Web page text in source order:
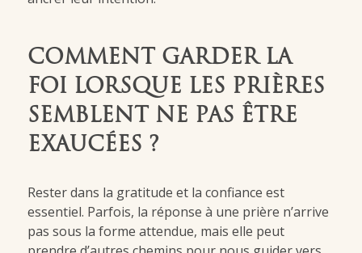
COMMENT GARDER LA
FOI LORSQUE LES PRIÈRES
SEMBLENT NE PAS ÊTRE
EXAUCÉES ?
Rester dans la gratitude et la confiance est
essentiel. Parfois, la réponse à une prière n’arrive
pas sous la forme attendue, mais elle peut